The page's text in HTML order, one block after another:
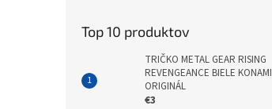
Top 10 produktov
TRIČKO METAL GEAR RISING
REVENGEANCE BIELE KONAMI
ORIGINÁL
€3